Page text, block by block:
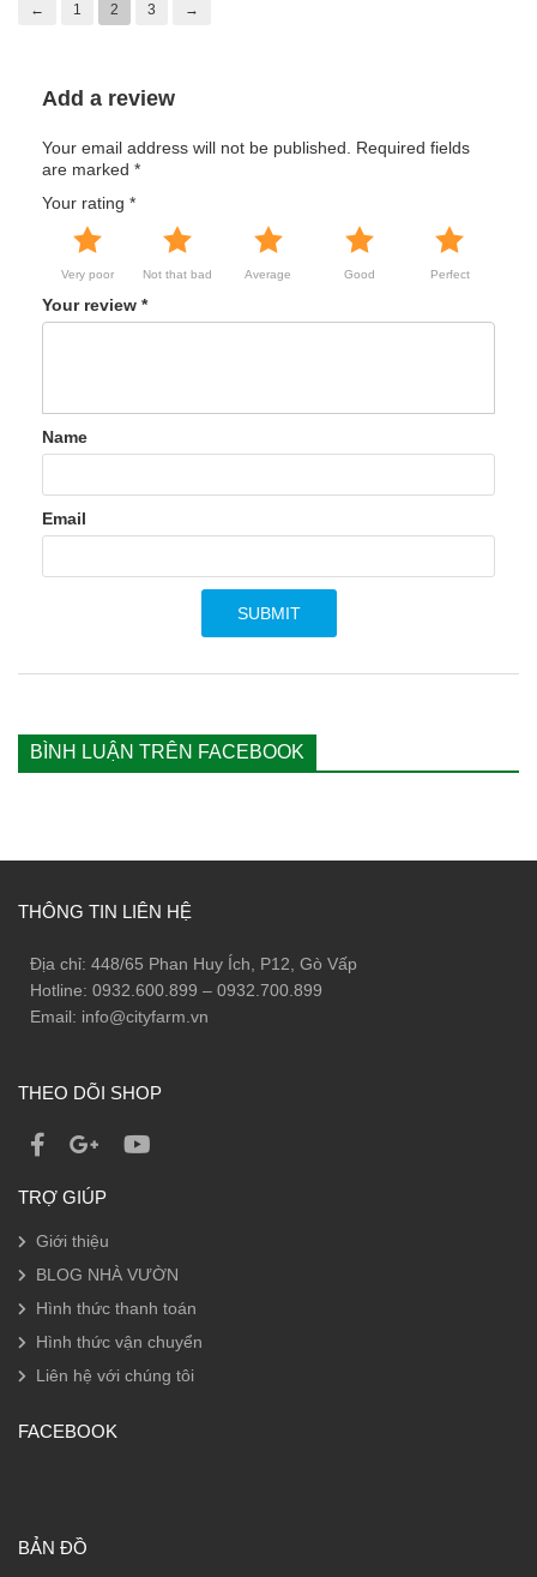
← 1 2 3 →
Add a review
Your email address will not be published.
Required fields
are marked *
Your rating *
Very poor Not that bad Average Good Perfect
Your review *
Name
Email
BÌNH LUẬN TRÊN FACEBOOK
THÔNG TIN LIÊN HỆ
Địa chỉ: 448/65 Phan Huy Ích, P12, Gò Vấp
Hotline: 0932.600.899 – 0932.700.899
Email: info@cityfarm.vn
THEO DÕI SHOP
TRỢ GIÚP
Giới thiệu
BLOG NHÀ VƯỜN
Hình thức thanh toán
Hình thức vận chuyển
Liên hệ với chúng tôi
FACEBOOK
BẢN ĐỒ